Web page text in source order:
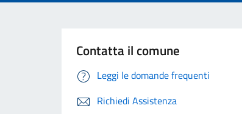
Contatta il comune
Leggi le domande frequenti
Richiedi Assistenza